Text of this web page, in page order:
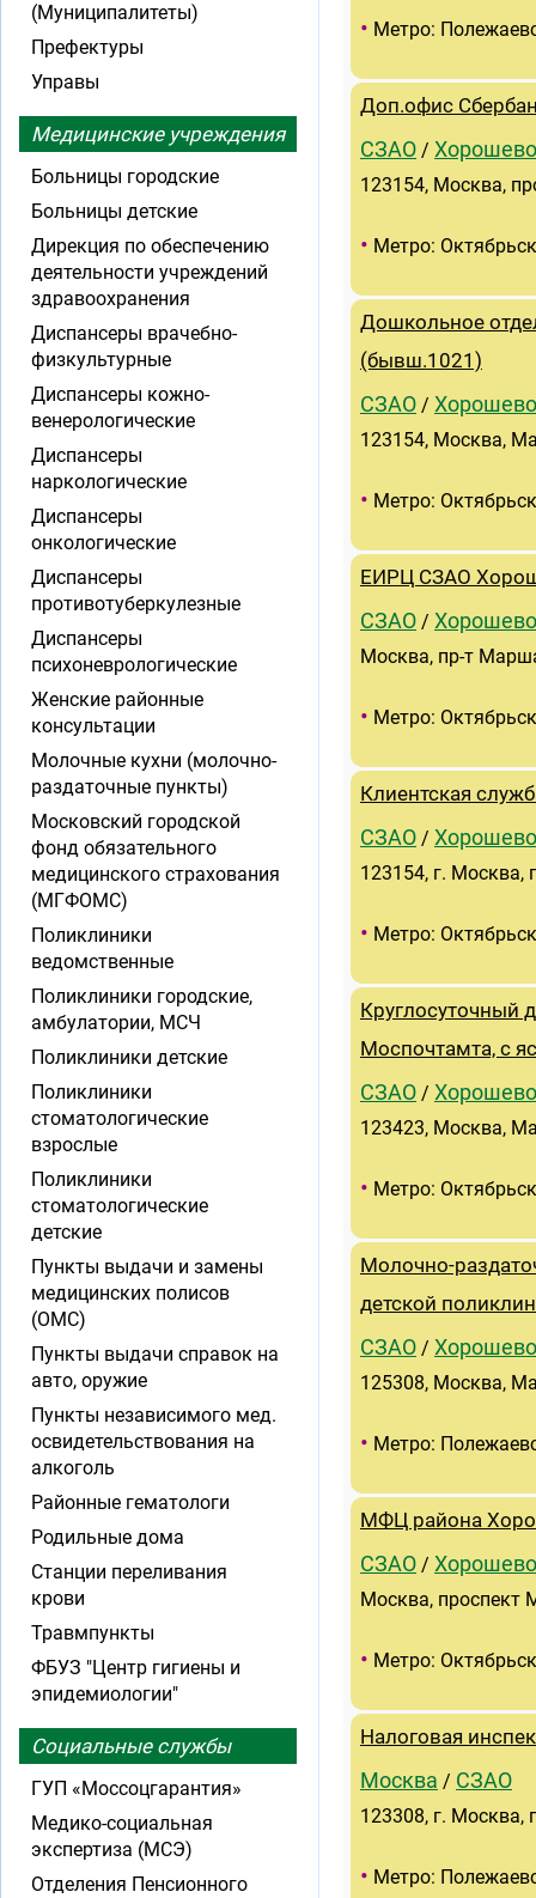
• Метро:
Доп.офис
СЗАО /
123154, Москва,
• Метро:
Дошкольное
(бывш.1021)
СЗАО /
123154, Москва,
• Метро:
ЕИРЦ СЗАО
СЗАО /
Москва, пр-т
• Метро:
Клиентская
СЗАО /
123154, г.
• Метро:
Круглосуточный
Моспочтамта, с
СЗАО /
123423, Москва,
• Метро:
Молочно-
детской
СЗАО /
125308, Москва,
• Метро:
МФЦ района
СЗАО /
Москва, проспект
• Метро:
Налоговая
Москва / СЗАО
123308, г.
• Метро:
(Муниципалитеты)
Префектуры
Управы
Медицинские учреждения
Больницы городские
Больницы детские
Дирекция по обеспечению
деятельности учреждений
здравоохранения
Диспансеры врачебно-
физкультурные
Диспансеры кожно-
венерологические
Диспансеры
наркологические
Диспансеры
онкологические
Диспансеры
противотуберкулезные
Диспансеры
психоневрологические
Женские районные
консультации
Молочные кухни (молочно-
раздаточные пункты)
Московский городской
фонд обязательного
медицинского страхования
(МГФОМС)
Поликлиники
ведомственные
Поликлиники городские,
амбулатории, МСЧ
Поликлиники детские
Поликлиники
стоматологические
взрослые
Поликлиники
стоматологические
детские
Пункты выдачи и замены
медицинских полисов
(ОМС)
Пункты выдачи справок на
авто, оружие
Пункты независимого мед.
освидетельствования на
алкоголь
Районные гематологи
Родильные дома
Станции переливания
крови
Травмпункты
ФБУЗ "Центр гигиены и
эпидемиологии"
Социальные службы
ГУП «Моссоцгарантия»
Медико-социальная
экспертиза (МСЭ)
Отделения Пенсионного